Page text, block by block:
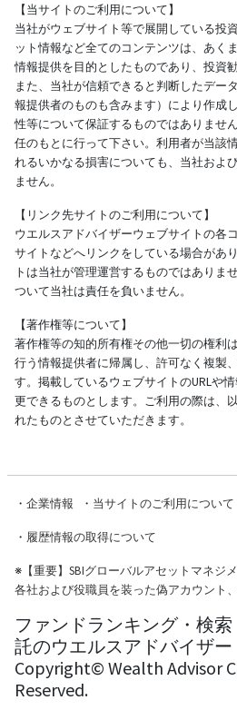
【当サイトのご利用について】
当社がウェブサイト等で展開している投
ット情報など全てのコンテンツは、あく
情報提供を目的としたものであり、投資
また、当社が信頼できると判断したデー
報提供者のものも含みます）により作成
性等について保証するものではありませ
任のもとに行って下さい。利用者が当該
れるいかなる損害についても、当社およ
ません。
【リンク先サイトのご利用について】
ウエルスアドバイザーウェブサイトの各
サイトなどへリンクをしている場合があ
トは当社が管理運営するものではありま
ついて当社は責任を負いません。
【著作権等について】
著作権等の知的所有権その他一切の権利
行う情報提供者に帰属し、許可なく複製
す。掲載しているウェブサイトのURLや
更できるものとします。ご利用の際は、
れたものとさせていただきます。
・ 企業情報 ・ 当サイトのご利用について
・ 履歴情報の取得について
※【重要】SBIグローバルアセットマネジ
各社および役職員を装った偽アカウント
ファンドランキング・検
託のウエルスアドバイザー
Copyright© Wealth Advisor
Reserved.